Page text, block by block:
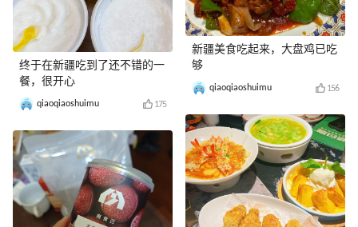
终于在新疆吃到了还不错的一
餐，很开心
qiaoqiaoshuimu 175
新疆美食吃起来，大盘鸡已吃
够
qiaoqiaoshuimu 156